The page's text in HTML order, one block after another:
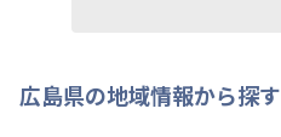
広島県の地域情報から探す